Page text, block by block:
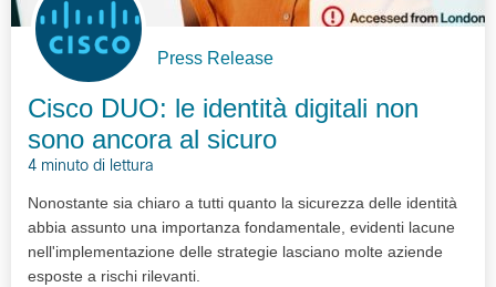
Press Release
Cisco DUO: le identità digitali non
sono ancora al sicuro
4 minuto di lettura
Nonostante sia chiaro a tutti quanto la sicurezza delle identità
abbia assunto una importanza fondamentale, evidenti lacune
nell'implementazione delle strategie lasciano molte aziende
esposte a rischi rilevanti.